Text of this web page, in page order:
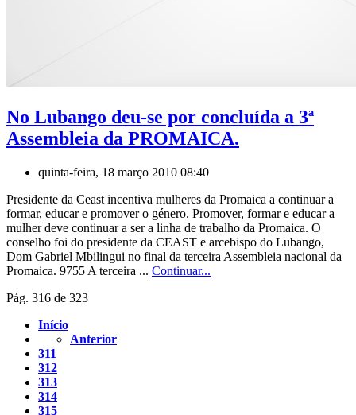
No Lubango deu-se por concluída a 3ª
Assembleia da PROMAICA.
quinta-feira, 18 março 2010 08:40
Presidente da Ceast incentiva mulheres da Promaica a continuar a
formar, educar e promover o género. Promover, formar e educar a
mulher deve continuar a ser a linha de trabalho da Promaica. O
conselho foi do presidente da CEAST e arcebispo do Lubango,
Dom Gabriel Mbilingui no final da terceira Assembleia nacional da
Promaica. 9755 A terceira ... Continuar...
Pág. 316 de 323
Início
Anterior
311
312
313
314
315